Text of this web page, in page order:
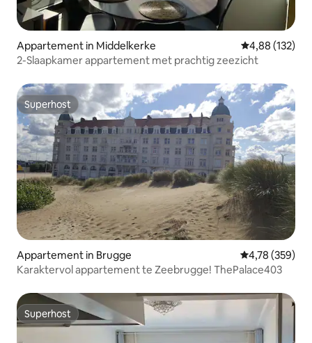
Appartement in Middelkerke Gemiddelde
4,88 (132)
2-Slaapkamer appartement met prachtig zeezicht
Superhost
Superhost
Appartement in Brugge Gemiddelde
4,78 (359)
Karaktervol appartement te Zeebrugge! ThePalace403
Superhost
Superhost